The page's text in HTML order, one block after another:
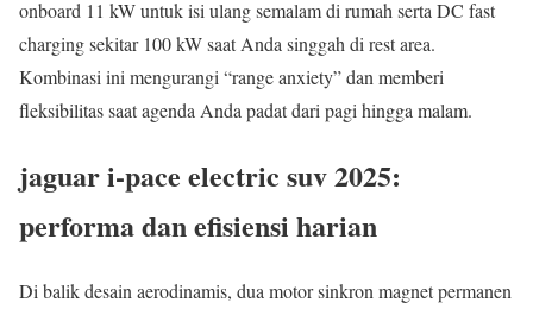
onboard 11 kW untuk isi ulang semalam di rumah serta DC fast
charging sekitar 100 kW saat Anda singgah di rest area.
Kombinasi ini mengurangi “range anxiety” dan memberi
fleksibilitas saat agenda Anda padat dari pagi hingga malam.
jaguar i-pace electric suv 2025:
performa dan efisiensi harian
Di balik desain aerodinamis, dua motor sinkron magnet permanen